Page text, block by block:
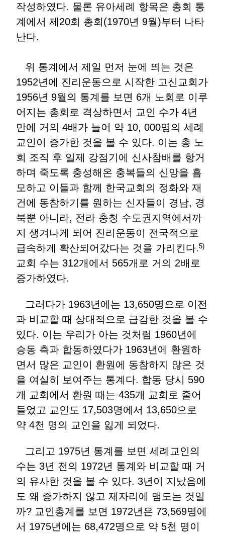
작성하였다. 물론 유아세례 항목은 총회 통
계에서 제20회 총회(1970년 9월)부터 나타
난다.
위 통계에서 제일 먼저 눈에 띄는 것은
1952년에 진리운동으로 시작한 고신교회가
1956년 9월의 통계를 보면 6개 노회로 이루
어지는 총회로 격상하면서 교인 수가 4년
만에 거의 4배가 늘어 약 10, 000명의 세례
교인이 증가한 것을 볼 수 있다. 이는 총 노
회 조직 후 일제 강점기에 신사참배를 항거
하며 죽도록 충성해온 충복들의 신앙을 흠
모하고 이들과 함께 한국교회의 정화와 재
건에 동참하기를 원하는 신자들이 경남, 경
북뿐 아니라, 전라 충청 수도권지역에서까
지 생겨나게 되어 진리운동이 전국적으로
급속하게 확산되어갔다는 것을 가리킨다.5)
교회 수는 312개에서 565개로 거의 2배로
증가하였다.
그러다가 1963년에는 13,650명으로 이전
과 비교할 때 상대적으로 급감한 것을 볼 수
있다. 이는 우리가 아는 것처럼 1960년에
승동 측과 합동하였다가 1963년에 환원하
면서 많은 교인이 환원에 동참하지 않은 것
을 여실히 보여주는 통계다. 합동 당시 590
개 교회에서 환원 때는 435개 교회로 줄어
들었고 교인도 17,503명에서 13,650으로
약 4천 명의 교인을 잃게 되었다.
그리고 1975년 통계를 보면 세례교인의
수는 3년 전의 1972년 통계와 비교할 때 거
의 유사한 것을 볼 수 있다. 3년이 지났음에
도 왜 증가하지 않고 제자리에 맴도는 것일
까? 교인총계를 보면 1972년은 73,569명에
서 1975년에는 68,472명으로 약 5천 명이